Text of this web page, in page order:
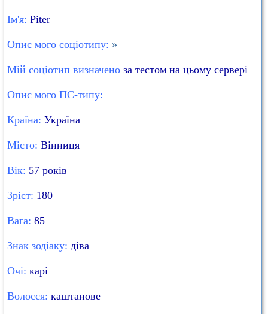
Ім'я: Piter
Опис мого соціотипу: »
Мій соціотип визначено за тестом на цьому сервері
Опис мого ПС-типу:
Країна: Україна
Місто: Вінниця
Вік: 57 років
Зріст: 180
Вага: 85
Знак зодіаку: діва
Очі: карі
Волосся: каштанове